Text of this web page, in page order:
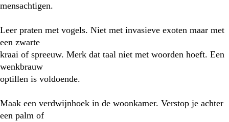
mensachtigen.
Leer praten met vogels. Niet met invasieve exoten maar met
een zwarte
kraai of spreeuw. Merk dat taal niet met woorden hoeft. Een
wenkbrauw
optillen is voldoende.
Maak een verdwijnhoek in de woonkamer. Verstop je achter
een palm of